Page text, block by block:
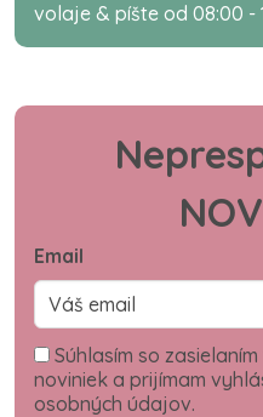
volaje & píšte od 08:00 -
Email
Súhlasím so
noviniek a prijímam
osobných údajov.